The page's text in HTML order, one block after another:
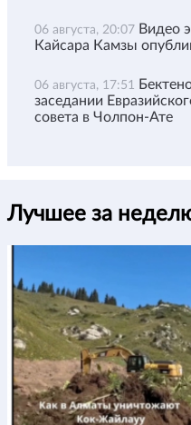
06 августа, 20:07 Видео
Кайсара Камзы
06 августа, 17:51
заседании
совета в Чолпон-Ате
Лучшее за